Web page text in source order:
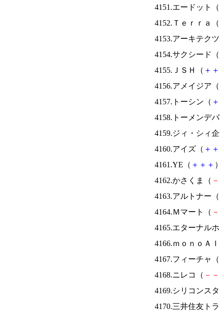
4151.エードット（
4152.Ｔｅｒｒａ（
4153.アーキテク
4154.サクシード（
4155.ＪＳＨ（ ＋ ＋
4156.アメイジア（
4157.トーシン（ ＋
4158.トーメンデ
4159.ジィ・シィ
4160.アイズ（ ＋ ＋
4161.YE（ ＋ ＋ ＋
4162.かさくま（ －
4163.アルトナー（
4164.Ｍマート（ －
4165.エターナル
4166.ｍｏｎｏＡ
4167.フィーチャ（
4168.ニレコ（ － －
4169.シリコンス
4170.三井住友ト